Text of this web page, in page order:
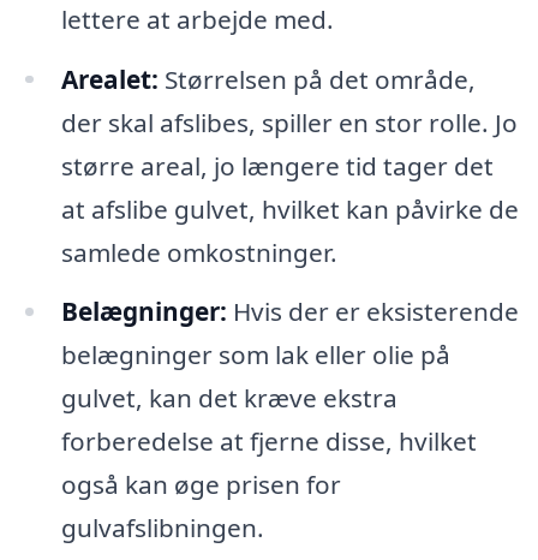
lettere at arbejde med.
Arealet: Størrelsen på det område,
der skal afslibes, spiller en stor rolle. Jo
større areal, jo længere tid tager det
at afslibe gulvet, hvilket kan påvirke de
samlede omkostninger.
Belægninger: Hvis der er eksisterende
belægninger som lak eller olie på
gulvet, kan det kræve ekstra
forberedelse at fjerne disse, hvilket
også kan øge prisen for
gulvafslibningen.